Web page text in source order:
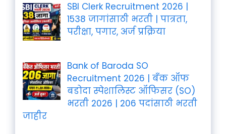
SBI Clerk Recruitment 2026 |
1538 जागांसाठी भरती | पात्रता,
परीक्षा, पगार, अर्ज प्रक्रिया
Bank of Baroda SO
Recruitment 2026 | बँक ऑफ
बडोदा स्पेशालिस्ट ऑफिसर (SO)
भरती 2026 | 206 पदांसाठी भरती
जाहीर